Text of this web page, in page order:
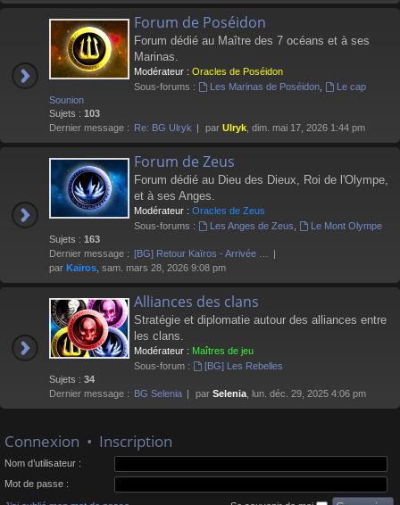
Forum de Poséidon
Forum dédié au Maître des 7 océans et à ses
Marinas.
Modérateur : Oracles de Poséidon
Sous-forums :
Les Marinas de Poséidon,
Le cap
Sounion
Sujets : 103
Dernier message : Re: BG Ulryk par Ulryk , dim. mai 17, 2026 1:44 pm
Forum de Zeus
Forum dédié au Dieu des Dieux, Roi de l'Olympe,
et à ses Anges.
Modérateur : Oracles de Zeus
Sous-forums :
Les Anges de Zeus
Le Mont Olympe
Sujets : 163
Dernier message : [BG] Retour Kaïros - Arrivée …
par Kaïros , sam. mars 28, 2026 9:08 pm
Alliances des clans
Stratégie et diplomatie autour des alliances entre
les clans.
Modérateur : Maîtres de jeu
Sous-forum :
[BG] Les Rebelles
Sujets : 34
Dernier message : BG Selenia par Selenia , lun. déc. 29, 2025 4:06 pm
Connexion • Inscription
Nom d’utilisateur :
Mot de passe :